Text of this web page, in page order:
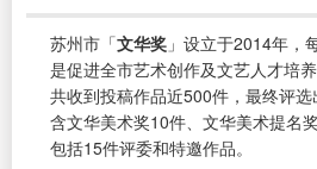
苏州市「文华奖 」设立于2014年，
是促进全市艺术创作及文艺人才培
共收到投稿作品近500件，最终评选
含文华美术奖10件、文华美术提名
包括15件评委和特邀作品。